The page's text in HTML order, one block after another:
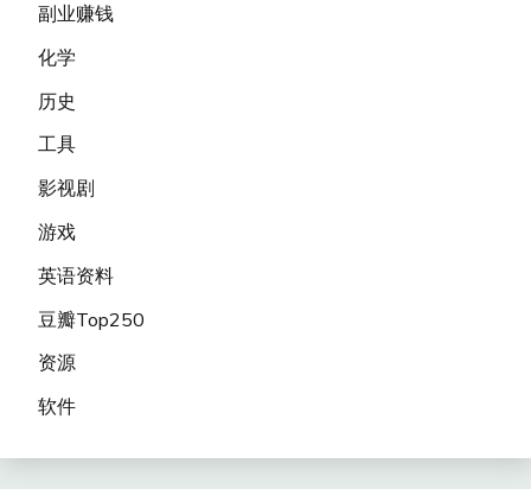
副业赚钱
化学
历史
工具
影视剧
游戏
英语资料
豆瓣Top250
资源
软件